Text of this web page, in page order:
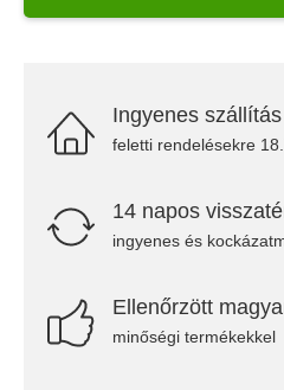
Ingyenes szállítás
feletti rendelésekre
14 napos
ingyenes és
Ellenőrzött
minőségi termékekkel